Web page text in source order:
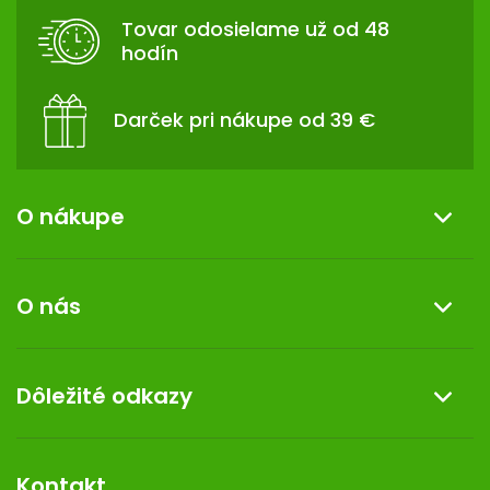
Tovar odosielame už od 48
hodín
Darček pri nákupe od 39 €
O nákupe
Reklamácia a vrátenie tovaru
Doprava a platba
Darček k nákupu
O nás
Kontakt
Dermocentrum
Dôležité odkazy